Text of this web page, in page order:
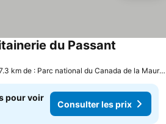
du Passant
à 17.3 km de : Parc national du Canada de la Mauricie
pour voir
Consulter les prix